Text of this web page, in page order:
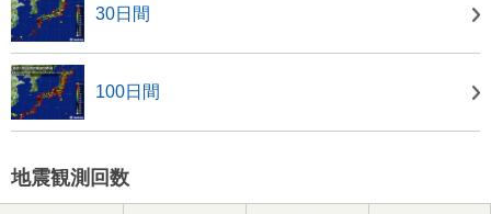
30日間
100日間
地震観測回数